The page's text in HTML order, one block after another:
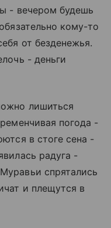
- вечером будешь
кому-то
от безденежья.
- деньги
лишиться
погода -
в стоге сена -
радуга -
спрятались
и плещутся в